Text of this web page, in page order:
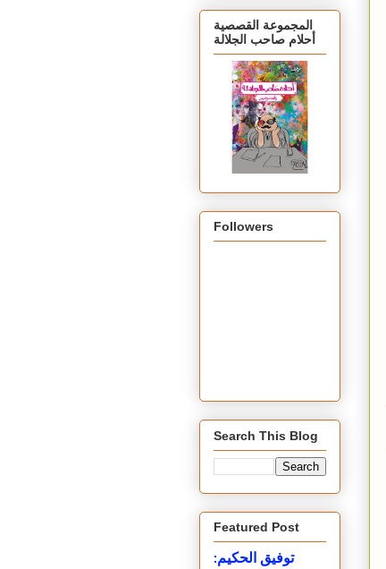
المجموعة القصصية
أحلام صاحب الجلالة
Followers
Search This Blog
Featured Post
توفيق الحكيم: